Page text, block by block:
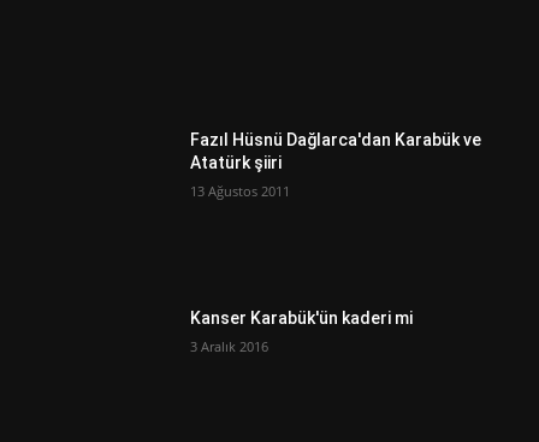
Fazıl Hüsnü Dağlarca'dan Karabük ve
Atatürk şiiri
13 Ağustos 2011
Kanser Karabük'ün kaderi mi
3 Aralık 2016